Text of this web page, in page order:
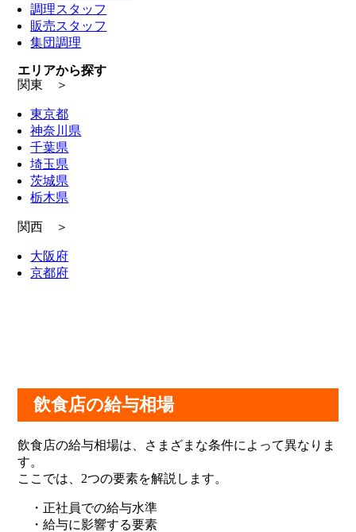
調理スタッフ
販売スタッフ
集団調理
エリアから探す
関東 ＞
東京都
神奈川県
千葉県
埼玉県
茨城県
栃木県
関西 ＞
大阪府
京都府
飲食店の給与相場
飲食店の給与相場は、さまざまな条件によって異なりま
す。
ここでは、2つの要素を解説します。
・正社員での給与水準
・給与に影響する要素